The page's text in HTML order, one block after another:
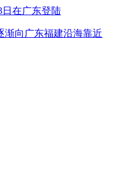
日在广东登陆
渐向广东福建沿海靠近